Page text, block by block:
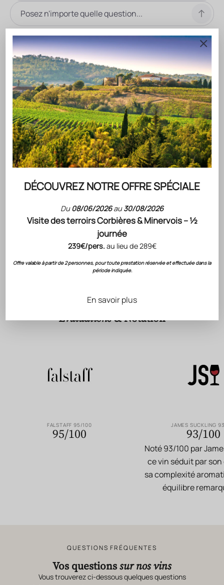
DÉCOUVREZ NOTRE OFFRE SPÉCIALE
Du08/06/2026au30/08/2026
Visite des terroirs Corbières & Minervois – ½
journée
239€/pers. au lieu de 289€
Offre valable à partir de 2 personnes, pour toute prestation réservée et effectuée dans la
période indiquée.
En savoir plus
DESCRIPTION DU VIN
Un des premiers et des plus vastes domaine cultivé en
biodynamie de France Un assemblage unique de 7 cépages
offrant un vin haut de gamme à l’équilibre impressionnant
entre le fruit mûr, les épices et une belle acidité Une
référence ambassadrice des vins français sur la compagnie
Air France Le domaine est certifié AB ( vin bio ) et DEMETER (
Agriculture biodynamique) . Vin officiel du banquet de la
Cérémonie des Nobels 2018 Cigalus Rouge 2019 Magnum est
un vin hautement récompensé pour ses qualités uniques que
vous pouvez savourer au cours d'une occasion spéciale ou
VINIFICATION ET ÉLEVAGE
NOTE DE DÉGUSTATION
CONSERVATION
FICHE TECHNIQUE
BERTRAND
Évaluations& Notation
FALSTAFF 95/100
95/100
JAMES SUCKLING
93/100
Noté 93/100 par
ce vin séduit par
sa complexité
équilibre
QUESTIONS FRÉQUENTES
Vos questionssur nos vins
Vous trouverez ci-dessous quelques questions